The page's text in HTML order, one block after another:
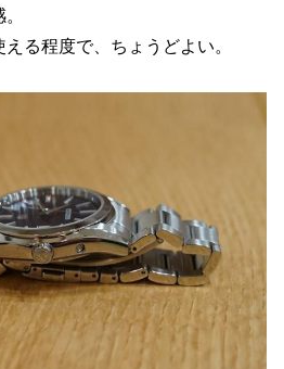
る程度で、ちょうどよい。